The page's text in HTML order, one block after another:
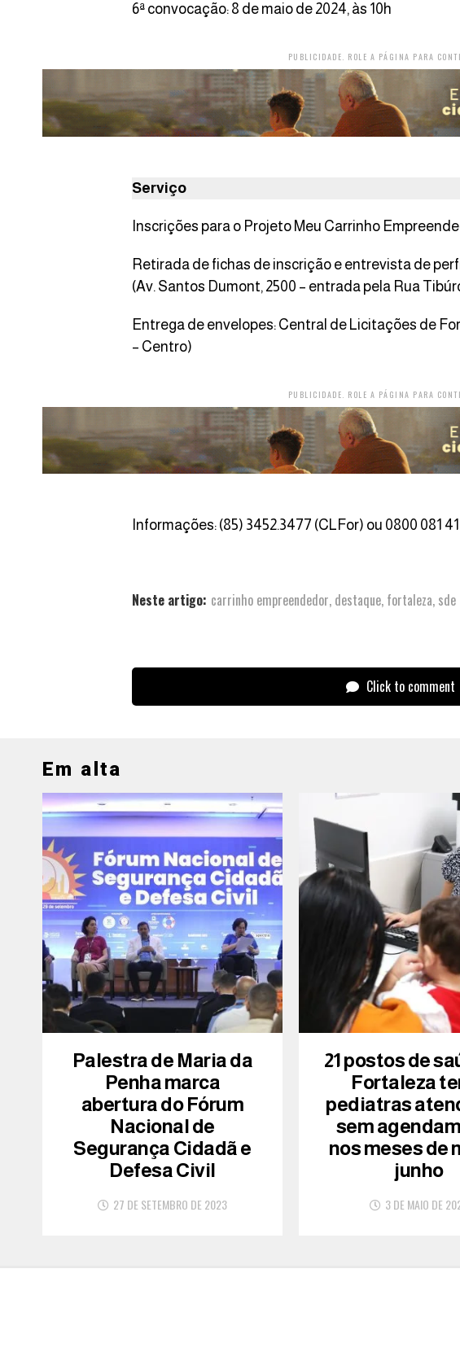
6ª convocação: 8 de maio de 2024, às 10h
PUBLICIDADE. ROLE A PÁGINA PARA
Serviço
Inscrições para o Projeto Meu Carrinho
Retirada de fichas de inscrição e entrevista de
(Av. Santos Dumont, 2500 – entrada pela Rua
Entrega de envelopes: Central de Licitações de
– Centro)
PUBLICIDADE. ROLE A PÁGINA PARA
Informações: (85) 3452.3477 (CLFor) ou 0800 081
Neste artigo: carrinho empreendedor, destaque, fortaleza, sde
Click to comment
Em alta
Palestra de Maria da
Penha marca
abertura do Fórum
Nacional de
Segurança Cidadã e
Defesa Civil
27 DE SETEMBRO DE 2023
21 postos de
Fortaleza
pediatras
sem
nos meses de
junho
3 DE MAIO DE